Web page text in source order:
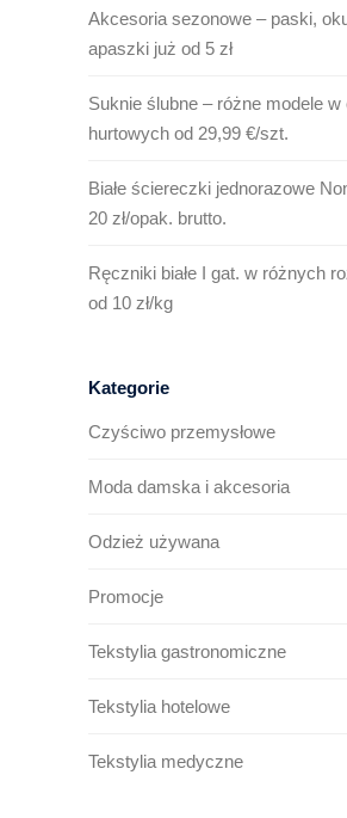
Akcesoria sezonowe – paski,
apaszki już od 5 zł
Suknie ślubne – różne modele w
hurtowych od 29,99 €/szt.
Białe ściereczki jednorazowe
20 zł/opak. brutto.
Ręczniki białe I gat. w różnych
od 10 zł/kg
Kategorie
Czyściwo przemysłowe
Moda damska i akcesoria
Odzież używana
Promocje
Tekstylia gastronomiczne
Tekstylia hotelowe
Tekstylia medyczne